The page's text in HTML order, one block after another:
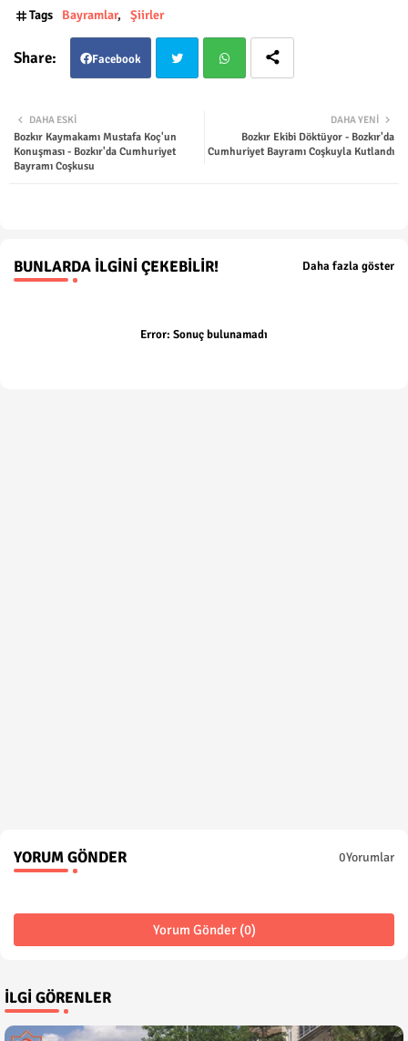
Tags Bayramlar Şiirler
Facebook
ter
DAHA YENI
Bozkır Ekibi Döktüyor - Bozkır'da
Cumhuriyet Bayramı Coşkuyla Kutlandı
DAHA ESKI
Bozkır Kaymakamı Mustafa Koç'un
Konuşması - Bozkır'da Cumhuriyet
Bayramı Coşkusu
BUNLARDA İLGINI ÇEKEBILIR! Daha fazla göster
Error: Sonuç bulunamadı
YORUM GÖNDER 0Yorumlar
Yorum Gönder (0)
İLGI GÖRENLER